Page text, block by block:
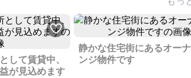
して賃貸中、
が見込めます
静かな住宅街にあるオー
ンジ物件です